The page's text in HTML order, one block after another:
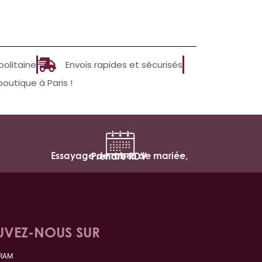
Envois rapides et sécurisés
à Paris !
Essayage de robes de mariée,
Prendre RDV
NOUS SUR